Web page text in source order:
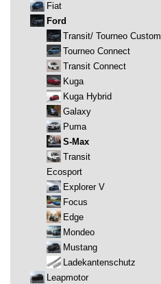
Fiat
Ford
Transit/ Tourneo Custom
Tourneo Connect
Transit Connect
Kuga
Kuga Hybrid
Galaxy
Puma
S-Max
Transit
Ecosport
Explorer V
Focus
Edge
Mondeo
Mustang
Ladekantenschutz
Leapmotor